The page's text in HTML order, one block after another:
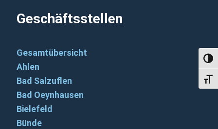
Geschäftsstellen
Gesamtübersicht
Ahlen
Bad Salzuflen
Bad Oeynhausen
Bielefeld
Bünde